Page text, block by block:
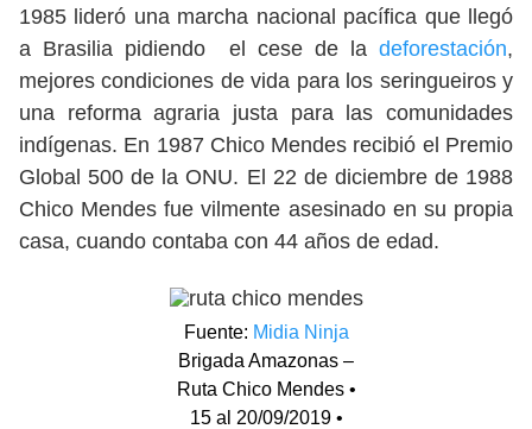
1985 lideró una marcha nacional pacífica que llegó
a Brasilia pidiendo el cese de la deforestación,
mejores condiciones de vida para los seringueiros y
una reforma agraria justa para las comunidades
indígenas. En 1987 Chico Mendes recibió el Premio
Global 500 de la ONU. El 22 de diciembre de 1988
Chico Mendes fue vilmente asesinado en su propia
casa, cuando contaba con 44 años de edad.
Fuente: Midia Ninja
Brigada Amazonas –
Ruta Chico Mendes •
15 al 20/09/2019 •